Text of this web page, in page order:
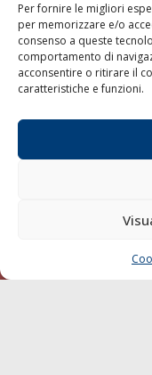
Per fornire le migliori
per memorizzare e/o
consenso a queste
comportamento di
acconsentire o ritirare il
caratteristiche e funzioni.